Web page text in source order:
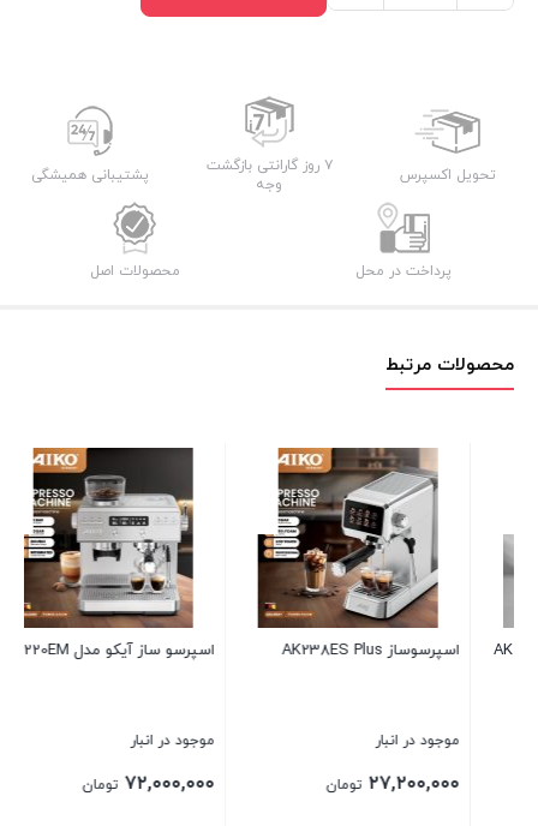
AK222ES
تحویل اکسپرس
۷ روز گارانتی بازگشت
وجه
پشتیبانی همیشگی
پرداخت در محل محصولات اصل
محصولات مرتبط
اسپرسو ساز آیکو مدل AK1220EM
موجود در انبار
۷۲,۰۰۰,۰۰۰ تومان
اسپرسوساز مدل AK702EM
موجود در انبار
۳۱,۸۴۰,۰۰۰ تومان